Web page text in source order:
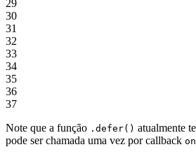
29
30
31
32
33
34
35
36
37
Note que a função .defer() atualmente
pode ser chamada uma vez por callback